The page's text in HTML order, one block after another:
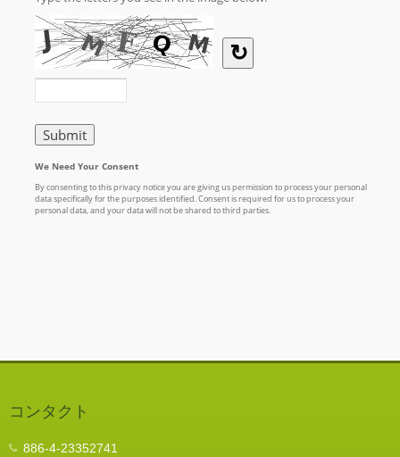
コンタクト
886-4-23352741